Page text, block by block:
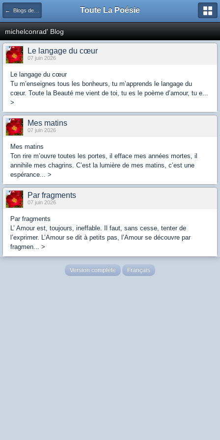
← Blogs de la communauté Toute La Poésie
michelconrad' Blog
Le langage du cœur
07 juin 2026
Le langage du cœur
Tu m’enseignes tous les bonheurs, tu m’apprends le langage du
cœur. Toute la Beauté me vient de toi, tu es le poème d’amour, tu e...
>
Mes matins
07 juin 2026
Mes matins
Ton rire m’ouvre toutes les portes, il efface mes années mortes, il
annihile mes chagrins. C’est la lumière de mes matins, c’est une
espérance... >
Par fragments
07 juin 2026
Par fragments
L’ Amour est, toujours, ineffable. Il faut, sans cesse, tenter de
l’exprimer. L’Amour se dit à petits pas, l’Amour se découvre par
fragmen... >
Version complète Français